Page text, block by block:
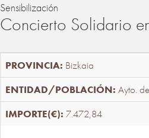
Sensibilización
Concierto Solidario
Bizkaia
Ayto.
7.472,84